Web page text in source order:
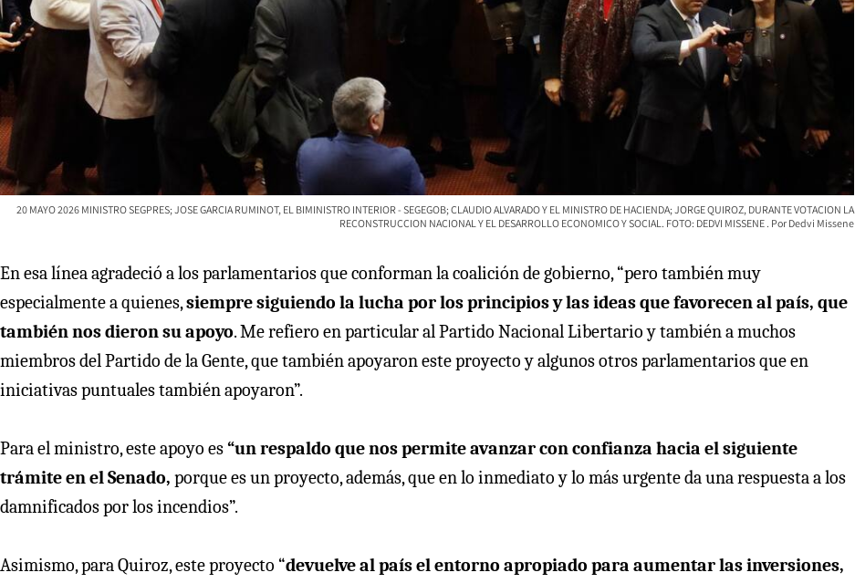
20 MAYO 2026 MINISTRO SEGPRES; JOSE GARCIA RUMINOT, EL BIMINISTRO INTERIOR - SEGEGOB; CLAUDIO ALVARADO Y EL MINISTRO DE HACIENDA; JORGE QUIROZ, DURANTE VOTACION LA
RECONSTRUCCION NACIONAL Y EL DESARROLLO ECONOMICO Y SOCIAL. FOTO: DEDVI MISSENE
Dedvi Missene
En esa línea agradeció a los parlamentarios que conforman la coalición de gobierno, “pero también muy
especialmente a quienes,siempre siguiendo la lucha por los principios y las ideas que favorecen al país, que
también nos dieron su apoyo. Me refiero en particular al Partido Nacional Libertario y también a muchos
miembros del Partido de la Gente, que también apoyaron este proyecto y algunos otros parlamentarios que en
iniciativas puntuales también apoyaron”.
Para el ministro, este apoyo es“un respaldo que nos permite avanzar con confianza hacia el siguiente
trámite en el Senado, porque es un proyecto, además, que en lo inmediato y lo más urgente da una respuesta a los
damnificados por los incendios”.
Asimismo, para Quiroz, este proyecto “devuelve al país el entorno apropiado para aumentar las inversiones,